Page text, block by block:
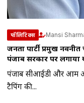
पॉलिटिक्स Mansi
जनता पार्टी प्रमुख
पंजाब सरकार पर
पंजाब सीआईडी और आम
टैपिंग की...